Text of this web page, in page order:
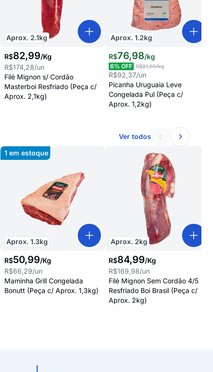
Aprox. 2.1kg
R$82,99/Kg
R$174,28/un
Filé Mignon s/ Cordão
Masterboi Resfriado (Peça c/
Aprox. 2,1kg)
Aprox. 1.2kg
R$76,98/kg
6% OFF R$81,99/kg
R$92,37/un
Picanha Uruguaia Leve
Congelada Pul (Peça c/
Aprox. 1,2kg)
Ver todos
Aprox. 1.3kg
1 em estoque
R$50,99/Kg
R$66,29/un
Maminha Grill Congelada
Bonutt (Peça c/ Aprox. 1,3kg)
Aprox. 2kg
R$84,99/Kg
R$169,98/un
Filé Mignon Sem Cordão 4/5
Resfriado Boi Brasil (Peça c/
Aprox. 2kg)